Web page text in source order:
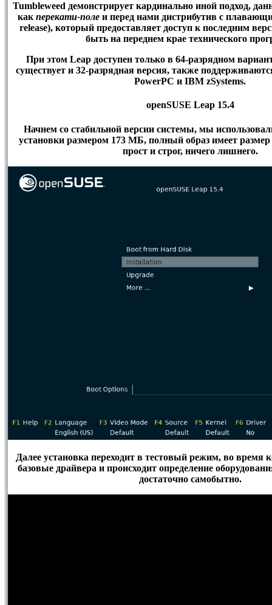
Tumbleweed демонстрирует кардинально иной подход,
как перекати-поле и перед нами дистрибутив с
release), который предоставляет доступ к последним
быть на переднем крае технического
При этом Leap доступен только в 64-разрядном
существует и 32-разрядная версия, также
PowerPC и IBM zSystems.
openSUSE Leap 15.4
Начнем со стабильной версии системы, мы
установки размером 173 МБ, полный образ имеет
прост и строг, ничего лишнего.
Далее установка переходит в тестовый режим, во время
базовые драйвера и происходит определение
достаточно самобытно.